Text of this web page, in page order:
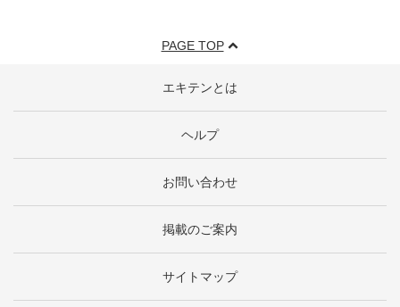
PAGE TOP
エキテンとは
ヘルプ
お問い合わせ
掲載のご案内
サイトマップ